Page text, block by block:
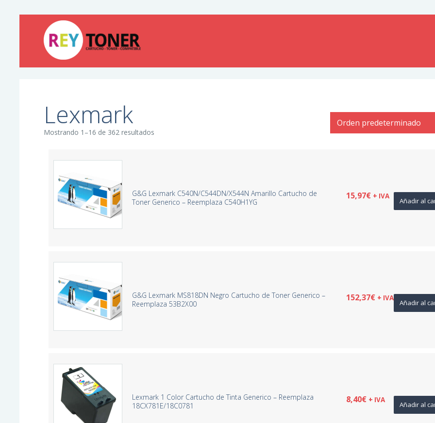
Lexmark
Mostrando 1–16 de 362 resultados
G&G Lexmark C540N/C544DN/X544N Amarillo Cartucho de
Toner Generico – Reemplaza C540H1YG
15,97€ + IVA
Añadir al
G&G Lexmark MS818DN Negro Cartucho de Toner Generico –
Reemplaza 53B2X00
152,37€ + IVA
Añadir al
Lexmark 1 Color Cartucho de Tinta Generico – Reemplaza
18CX781E/18C0781
8,40€ + IVA
Añadir al